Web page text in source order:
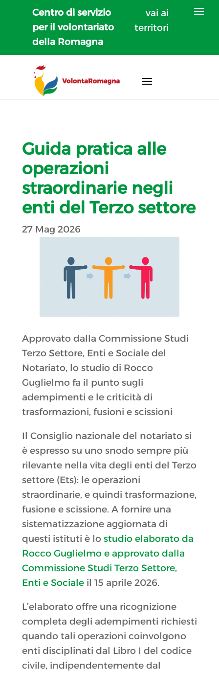
Centro di servizio
per il volontariato
della Romagna
vai ai
territori
Guida pratica alle
operazioni
straordinarie negli
enti del Terzo settore
27 Mag 2026
Approvato dalla Commissione Studi
Terzo Settore, Enti e Sociale del
Notariato, lo studio di Rocco
Guglielmo fa il punto sugli
adempimenti e le criticità di
trasformazioni, fusioni e scissioni
Il Consiglio nazionale del notariato si
è espresso su uno snodo sempre più
rilevante nella vita degli enti del Terzo
settore (Ets): le operazioni
straordinarie, e quindi trasformazione,
fusione e scissione. A fornire una
sistematizzazione aggiornata di
questi istituti è lo studio elaborato da
Rocco Guglielmo e approvato dalla
Commissione Studi Terzo Settore,
Enti e Socialeil 15 aprile 2026.
L’elaborato offre una ricognizione
completa degli adempimenti richiesti
quando tali operazioni coinvolgono
enti disciplinati dal Libro I del codice
civile, indipendentemente dal